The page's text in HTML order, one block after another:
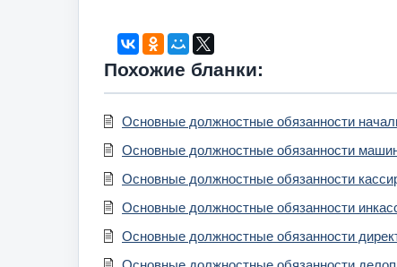
Похожие бланки:
Основные должностные обязанности
Основные должностные обязанности
Основные должностные обязанности
Основные должностные обязанности
Основные должностные обязанности